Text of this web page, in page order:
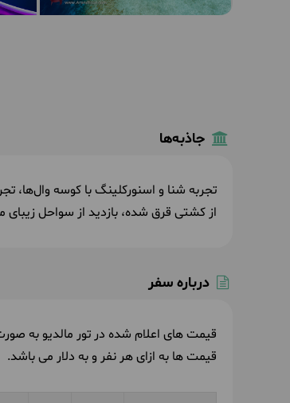
جاذبه‌ها
تجربه شنا و اسنورکلینگ با کوسه وال‌ها،
از کشتی قرق شده، بازدید از سواحل زیبای
درباره سفر
قیمت های اعلام شده در تور مالدیو به صورت 4 شب و 5 روز بوده و به صورت دلاری + نرخ پرواز
قیمت ها به ازای هر نفر و به دلار می باشد.